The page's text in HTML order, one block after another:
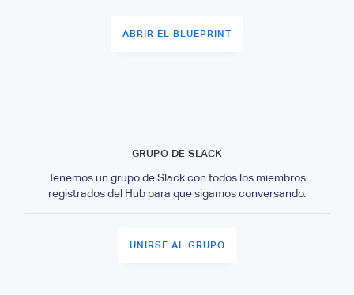
ABRIR EL BLUEPRINT
GRUPO DE SLACK
Tenemos un grupo de Slack con todos los miembros
registrados del Hub para que sigamos conversando.
UNIRSE AL GRUPO